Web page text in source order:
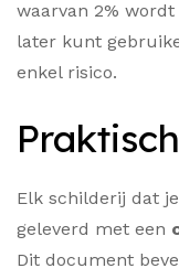
waarvan 2%
later kunt
enkel risico.
Elk schilderij dat
geleverd met een
Dit document